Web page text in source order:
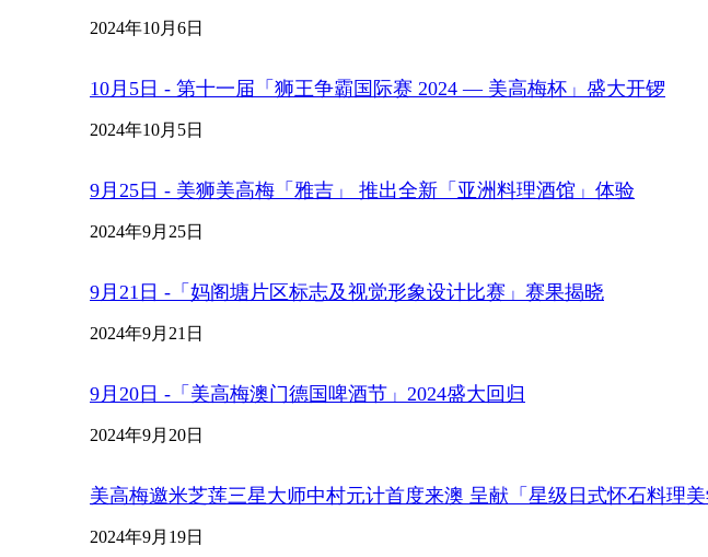
2024年10月6日
10月5日 - 第十一届「狮王争霸国际赛 2024 — 美高梅杯」盛大开锣
2024年10月5日
9月25日 - 美狮美高梅「雅吉」 推出全新「亚洲料理酒馆」体验
2024年9月25日
9月21日 -「妈阁塘片区标志及视觉形象设计比赛」赛果揭晓
2024年9月21日
9月20日 -「美高梅澳门德国啤酒节」2024盛大回归
2024年9月20日
美高梅邀米芝莲三星大师中村元计首度来澳 呈献「星级日式怀石料理
2024年9月19日